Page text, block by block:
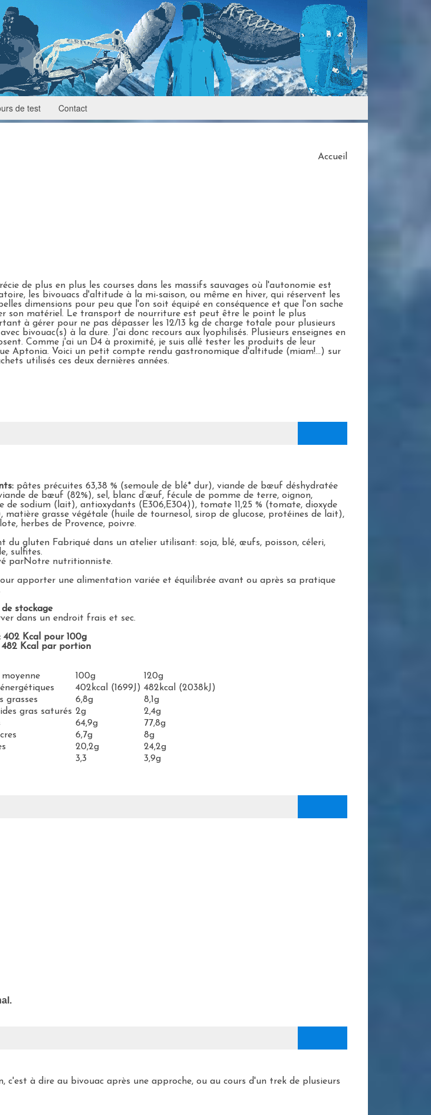
de test Contact
Accueil
de plus en plus les courses dans les massifs sauvages où l'autonomie est
les bivouacs d'altitude à la mi-saison, ou même en hiver, qui réservent les
dimensions pour peu que l'on soit équipé en conséquence et que l'on sache
son matériel. Le transport de nourriture est peut être le point le plus
à gérer pour ne pas dépasser les 12/13 kg de charge totale pour plusieurs
bivouac(s) à la dure. J'ai donc recours aux lyophilisés. Plusieurs enseignes en
Comme j'ai un D4 à proximité, je suis allé tester les produits de leur
Aptonia. Voici un petit compte rendu gastronomique d'altitude (miam!...) sur
utilisés ces deux dernières années.
pâtes précuites 63,38 % (semoule de blé* dur), viande de bœuf déshydratée
de bœuf (82%), sel, blanc d’œuf, fécule de pomme de terre, oignon,
de sodium (lait), antioxydants (E306,E304)), tomate 11,25 % (tomate, dioxyde
matière grasse végétale (huile de tournesol, sirop de glucose, protéines de lait),
herbes de Provence, poivre.
du gluten Fabriqué dans un atelier utilisant: soja, blé, œufs, poisson, céleri,
sulfites.
parNotre nutritionniste.
apporter une alimentation variée et équilibrée avant ou après sa pratique
de stockage
dans un endroit frais et sec.
402 Kcal pour 100g
482 Kcal par portion
100g
120g
402kcal (1699J) 482kcal (2038kJ)
grasses
6,8g
8,1g
gras saturés 2g
2,4g
64,9g
77,8g
6,7g
8g
20,2g
24,2g
3,3 3,9g
à dire au bivouac après une approche, ou au cours d'un trek de plusieurs